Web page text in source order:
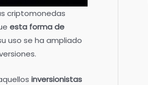
criptomonedas
esta forma de
uso se ha ampliado
inversionistas